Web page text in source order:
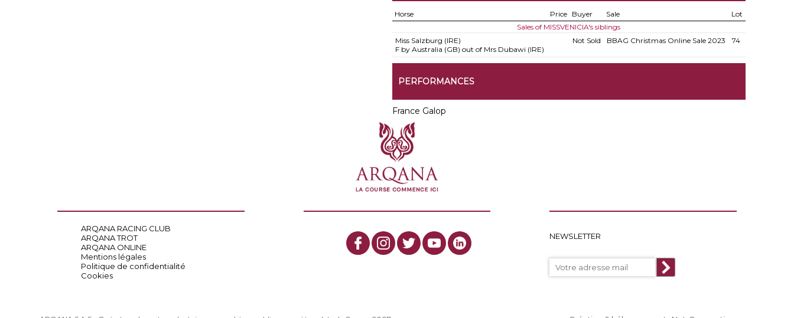
Horse Price Buyer Sale
Lot
Sales of MISSVENICIA's siblings
Miss Salzburg (IRE)
F by Australia (GB) out of Mrs Dubawi (IRE)
Not Sold BBAG Christmas Online Sale 2023 74
PERFORMANCES
France Galop
ARQANA RACING CLUB
ARQANA TROT
ARQANA ONLINE
Mentions légales
Politique de confidentialité
Cookies
NEWSLETTER